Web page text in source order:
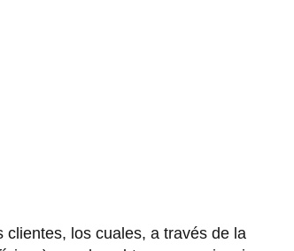
los cuales, a través de la